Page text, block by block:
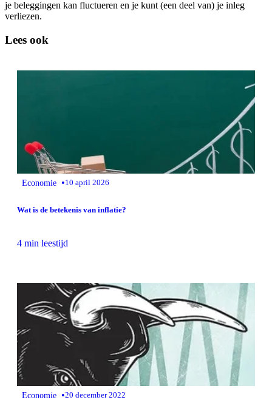
je beleggingen kan fluctueren en je kunt (een deel van) je inleg
verliezen.
Lees ook
Economie •10 april 2026
Wat is de betekenis van inflatie?
4 min leestijd
Economie •20 december 2022